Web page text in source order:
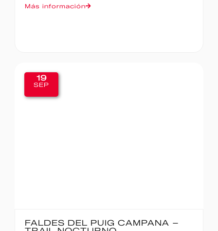
Más información
19
SEP
FALDES DEL PUIG CAMPANA –